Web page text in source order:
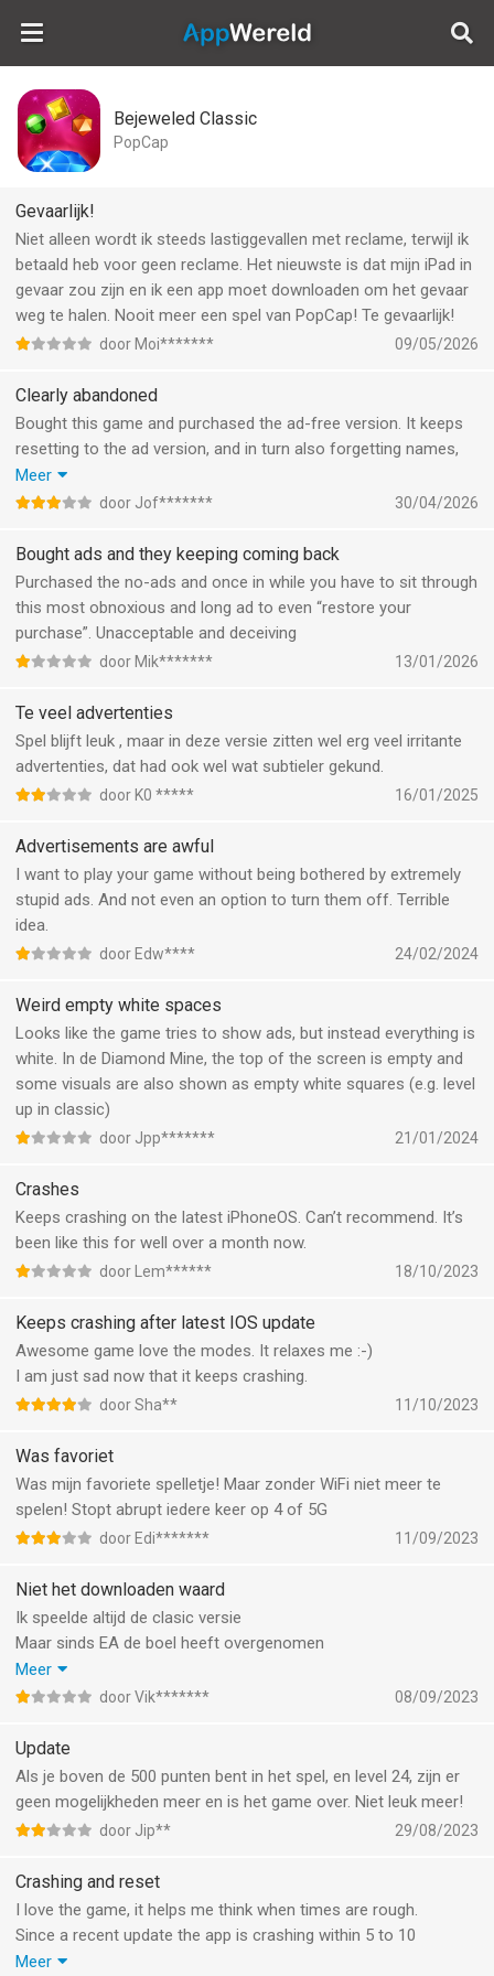
AppWereld
Bejeweled Classic
PopCap
Gevaarlijk!
Niet alleen wordt ik steeds lastiggevallen met reclame, terwijl ik
betaald heb voor geen reclame. Het nieuwste is dat mijn iPad in
gevaar zou zijn en ik een app moet downloaden om het gevaar
weg te halen. Nooit meer een spel van PopCap! Te gevaarlijk!
door Moi******* 09/05/2026
Clearly abandoned
Bought this game and purchased the ad-free version. It keeps
resetting to the ad version, and in turn also forgetting names,
scores, badges etc.
You have to sit through 4 ads just to get to settings or restore
Meer
door Jof******* 30/04/2026
Bought ads and they keeping coming back
Purchased the no-ads and once in while you have to sit through
this most obnoxious and long ad to even “restore your
purchase”. Unacceptable and deceiving
door Mik******* 13/01/2026
Te veel advertenties
Spel blijft leuk , maar in deze versie zitten wel erg veel irritante
advertenties, dat had ook wel wat subtieler gekund.
door K0 ***** 16/01/2025
Advertisements are awful
I want to play your game without being bothered by extremely
stupid ads. And not even an option to turn them off. Terrible
idea.
door Edw**** 24/02/2024
Weird empty white spaces
Looks like the game tries to show ads, but instead everything is
white. In de Diamond Mine, the top of the screen is empty and
some visuals are also shown as empty white squares (e.g. level
up in classic)
door Jpp******* 21/01/2024
Crashes
Keeps crashing on the latest iPhoneOS. Can’t recommend. It’s
been like this for well over a month now.
door Lem****** 18/10/2023
Keeps crashing after latest IOS update
Awesome game love the modes. It relaxes me :-)
I am just sad now that it keeps crashing.
door Sha** 11/10/2023
Was favoriet
Was mijn favoriete spelletje! Maar zonder WiFi niet meer te
spelen! Stopt abrupt iedere keer op 4 of 5G
door Edi******* 11/09/2023
Niet het downloaden waard
Ik speelde altijd de clasic versie
Maar sinds EA de boel heeft overgenomen
Is het waardeloos en wordt je doorgestuurd naar de appstore
om een andere app met reclame te downloaden
Meer
door Vik******* 08/09/2023
Update
Als je boven de 500 punten bent in het spel, en level 24, zijn er
geen mogelijkheden meer en is het game over. Niet leuk meer!
door Jip** 29/08/2023
Crashing and reset
I love the game, it helps me think when times are rough.
Since a recent update the app is crashing within 5 to 10
seconds. It is impossible to play. What's worse, I enabled
Meer